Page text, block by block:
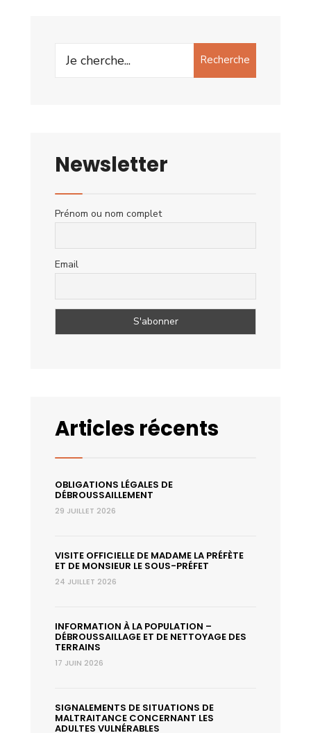
Recherche
Newsletter
Prénom ou nom complet
Email
Articles récents
OBLIGATIONS LÉGALES DE
DÉBROUSSAILLEMENT
29 JUILLET 2026
VISITE OFFICIELLE DE MADAME LA PRÉFÈTE
ET DE MONSIEUR LE SOUS-PRÉFET
24 JUILLET 2026
INFORMATION À LA POPULATION –
DÉBROUSSAILLAGE ET DE NETTOYAGE DES
TERRAINS
17 JUIN 2026
SIGNALEMENTS DE SITUATIONS DE
MALTRAITANCE CONCERNANT LES
ADULTES VULNÉRABLES